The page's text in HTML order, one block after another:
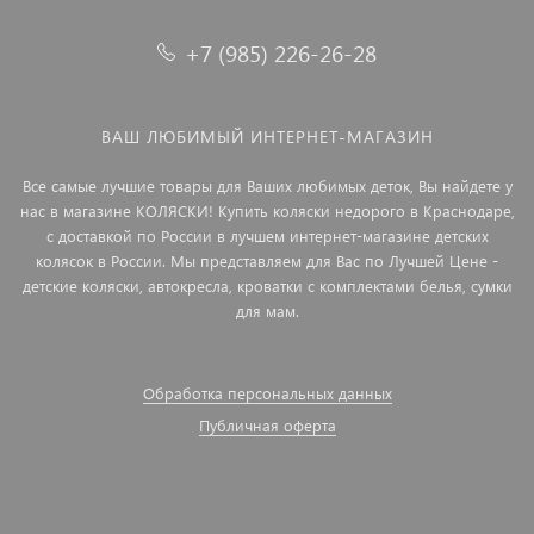
+7 (985) 226-26-28
ВАШ ЛЮБИМЫЙ ИНТЕРНЕТ-МАГАЗИН
Все самые лучшие товары для Ваших любимых деток, Вы найдете у
нас в магазине КОЛЯСКИ! Купить коляски недорого в Краснодаре,
с доставкой по России в лучшем интернет-магазине детских
колясок в России. Мы представляем для Вас по Лучшей Цене -
детские коляски, автокресла, кроватки с комплектами белья, сумки
для мам.
Обработка персональных данных
Публичная оферта